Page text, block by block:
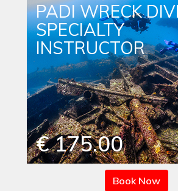
PADI WRECK
SPECIALTY
INSTRUCTOR
€ 175.00
Book Now